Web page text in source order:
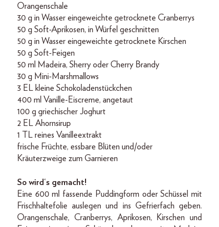
Orangenschale
30 g in Wasser eingeweichte getrocknete Cranberrys
50 g Soft-Aprikosen, in Würfel geschnitten
50 g in Wasser eingeweichte getrocknete Kirschen
50 g Soft-Feigen
50 ml Madeira, Sherry oder Cherry Brandy
30 g Mini-Marshmallows
3 EL kleine Schokoladenstückchen
400 ml Vanille-Eiscreme, angetaut
100 g griechischer Joghurt
2 EL Ahornsirup
1 TL reines Vanilleextrakt
frische Früchte, essbare Blüten und/oder
Kräuterzweige zum Garnieren
So wird‘s gemacht!
Eine 600 ml fassende Puddingform oder Schüssel mit
Frischhaltefolie auslegen und ins Gefrierfach geben.
Orangenschale, Cranberrys, Aprikosen, Kirschen und